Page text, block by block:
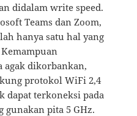
didalam write speed.
Teams dan Zoom,
hanya satu hal yang
agak dikorbankan,
protokol WiFi 2,4
dapat terkoneksi pada
gunakan pita 5 GHz.